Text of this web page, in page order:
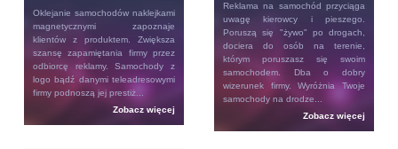
Oklejanie samochodów naklejkami
magnetycznymi zapoznaje
klientów z produktem. Zwiększa
szansę zapamiętania firmy przez
odbiorcę reklamy. Samochody z
logo bądź danymi teleadresowymi
firmy podnoszą jej prestiż...
Zobacz więcej
Reklama na samochód przyciąga
uwagę kierowcy i pieszego.
Poruszą się "żywo" po drogach,
dociera do osób na terenie,
którym poruszasz się swoim
samochodem. Dba o dobry
wizerunek firmy. Wyróżnia Twoje
samochody na drodze...
Zobacz więcej